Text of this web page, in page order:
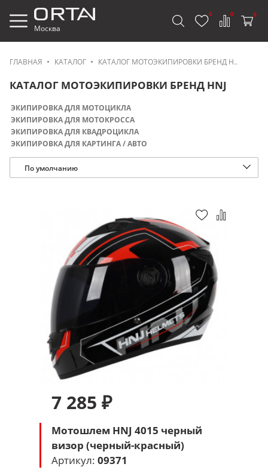
Москва
0 0 0
ГЛАВНАЯ КАТАЛОГ КАТАЛОГ МОТОЭКИПИРОВКИ БРЕНД H..
КАТАЛОГ МОТОЭКИПИРОВКИ БРЕНД HNJ
ЭКИПИРОВКА ДЛЯ МОТОЦИКЛА
ЭКИПИРОВКА ДЛЯ МОТОКРОССА
ЭКИПИРОВКА ДЛЯ КВАДРОЦИКЛА
ЭКИПИРОВКА ДЛЯ КАРТИНГА / АВТО
По умолчанию
7 285 ₽
Мотошлем HNJ 4015 черный
визор (черный-красный)
Артикул: 09371